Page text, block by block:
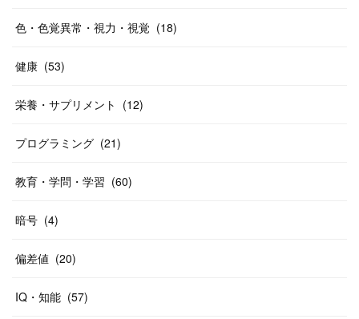
色・色覚異常・視力・視覚 (18)
健康 (53)
栄養・サプリメント (12)
プログラミング (21)
教育・学問・学習 (60)
暗号 (4)
偏差値 (20)
IQ・知能 (57)